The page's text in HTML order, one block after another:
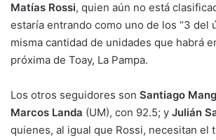
Matías Rossi, quien aún no está
estaría entrando como uno de los “3 del
misma cantidad de unidades que habrá
próxima de Toay, La Pampa.
Los otros seguidores son Santiago
Marcos Landa (UM), con 92.5; y Julián
quienes, al igual que Rossi, necesitan el